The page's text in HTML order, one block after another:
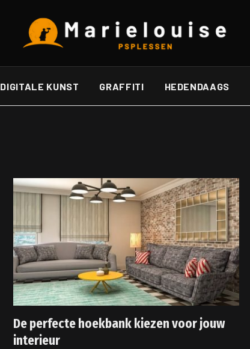
DIGITALE KUNST GRAFFITI HEDENDAAGS
De perfecte hoekbank kiezen voor jouw
interieur